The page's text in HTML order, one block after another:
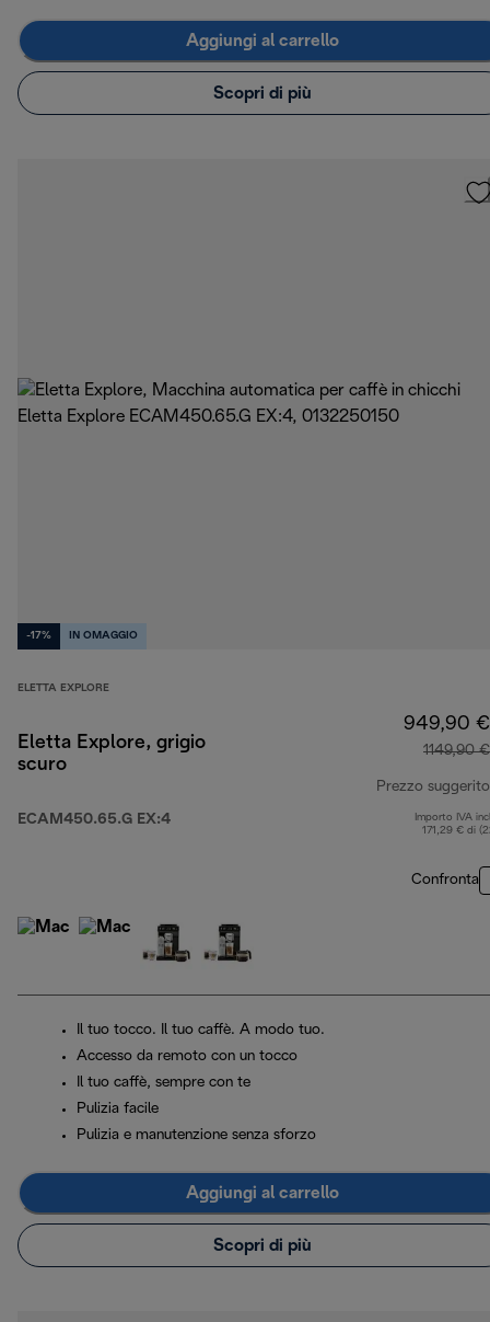
Aggiungi al carrello
Scopri di più
-17% IN OMAGGIO
ELETTA EXPLORE
Eletta Explore, grigio
scuro
ECAM450.65.G EX:4
949,90 €
1149,90 €
Prezzo suggerito
Importo IVA
171,29 € di
Confronta
Il tuo tocco. Il tuo caffè. A modo tuo.
Accesso da remoto con un tocco
Il tuo caffè, sempre con te
Pulizia facile
Pulizia e manutenzione senza sforzo
Aggiungi al carrello
Scopri di più